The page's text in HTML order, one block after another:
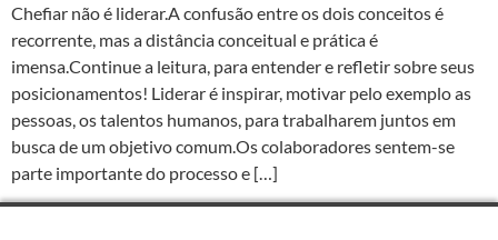
Chefiar não é liderar.A confusão entre os dois conceitos é
recorrente, mas a distância conceitual e prática é
imensa.Continue a leitura, para entender e refletir sobre seus
posicionamentos! Liderar é inspirar, motivar pelo exemplo as
pessoas, os talentos humanos, para trabalharem juntos em
busca de um objetivo comum.Os colaboradores sentem-se
parte importante do processo e […]